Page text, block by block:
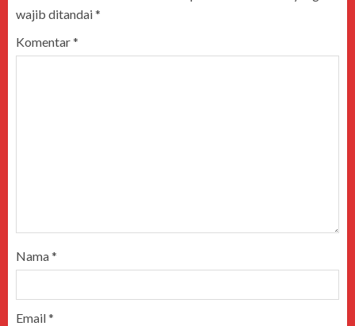
wajib ditandai*
Komentar*
Nama*
Email*